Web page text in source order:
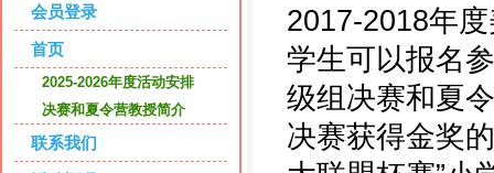
会员登录
首页
2025-2026年度活动安排
决赛和夏令营教授简介
联系我们
2017-2018年
学生可以报名
级组决赛和夏
决赛获得金奖